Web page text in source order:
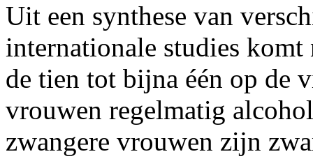
Uit een synthese van
internationale studies
de tien tot bijna één op de
vrouwen regelmatig
zwangere vrouwen zijn